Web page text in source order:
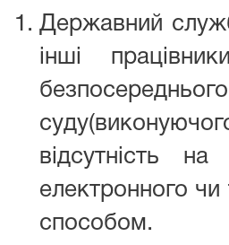
Державний
інші
відсутність
електронного
способом.